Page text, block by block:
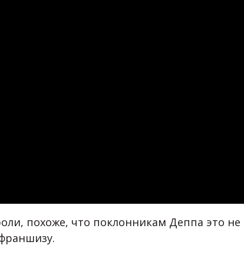
похоже, что поклонникам Деппа это не